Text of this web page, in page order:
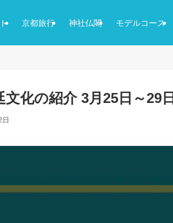
京都旅行 神社仏閣 モデルコース
化の紹介 3月25日～29日
日